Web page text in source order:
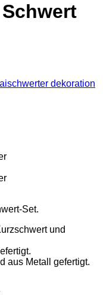
dekoration
Set.
und
aus Metall gefertigt.